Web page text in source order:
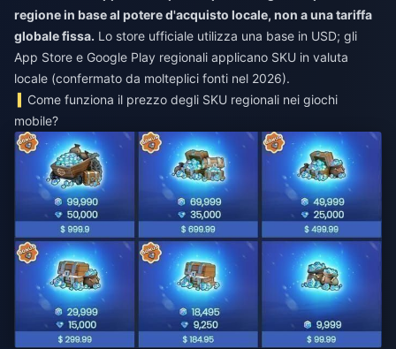
regione in base al potere d'acquisto locale, non a una tariffa
globale fissa. Lo store ufficiale utilizza una base in USD; gli
App Store e Google Play regionali applicano SKU in valuta
locale (confermato da molteplici fonti nel 2026).
Come funziona il prezzo degli SKU regionali nei giochi
mobile?